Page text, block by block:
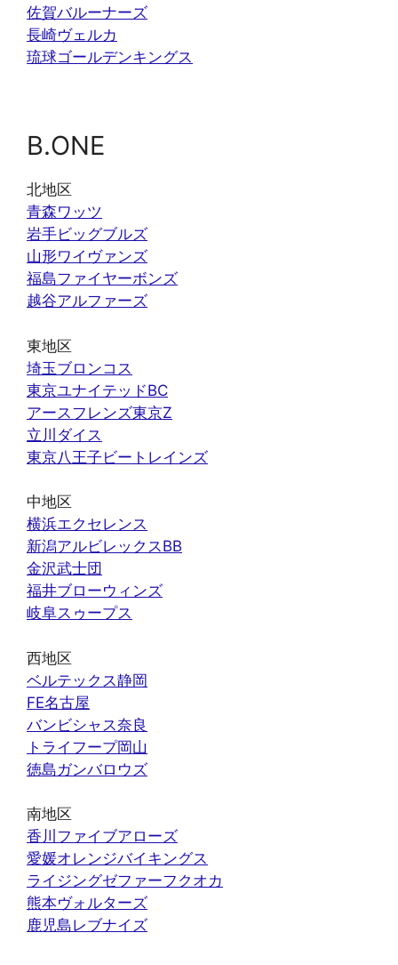
佐賀バルーナーズ
長崎ヴェルカ
琉球ゴールデンキングス
B.ONE
北地区
青森ワッツ
岩手ビッグブルズ
山形ワイヴァンズ
福島ファイヤーボンズ
越谷アルファーズ
東地区
埼玉ブロンコス
東京ユナイテッドBC
アースフレンズ東京Z
立川ダイス
東京八王子ビートレインズ
中地区
横浜エクセレンス
新潟アルビレックスBB
金沢武士団
福井ブローウィンズ
岐阜スゥープス
西地区
ベルテックス静岡
FE名古屋
バンビシャス奈良
トライフープ岡山
徳島ガンバロウズ
南地区
香川ファイブアローズ
愛媛オレンジバイキングス
ライジングゼファーフクオカ
熊本ヴォルターズ
鹿児島レブナイズ